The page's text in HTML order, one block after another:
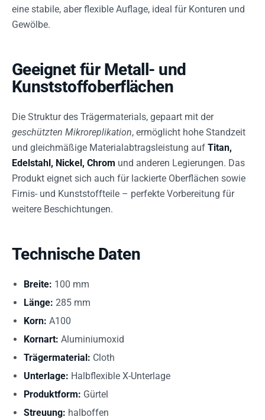
eine stabile, aber flexible Auflage, ideal für Konturen und
Gewölbe.
Geeignet für Metall- und
Kunststoffoberflächen
Die Struktur des Trägermaterials, gepaart mit der
geschützten Mikroreplikation, ermöglicht hohe Standzeit
und gleichmäßige Materialabtragsleistung auf Titan,
Edelstahl, Nickel, Chrom und anderen Legierungen. Das
Produkt eignet sich auch für lackierte Oberflächen sowie
Firnis- und Kunststoffteile – perfekte Vorbereitung für
weitere Beschichtungen.
Technische Daten
Breite: 100 mm
Länge: 285 mm
Korn: A100
Kornart: Aluminiumoxid
Trägermaterial: Cloth
Unterlage: Halbflexible X-Unterlage
Produktform: Gürtel
Streuung: halboffen